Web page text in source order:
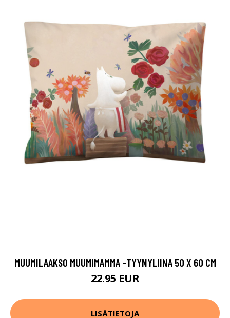
MUUMILAAKSO MUUMIMAMMA -TYYNYLIINA 50 X 60 CM
22.95 EUR
LISÄTIETOJA